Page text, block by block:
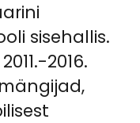
sisehallis.
2016.